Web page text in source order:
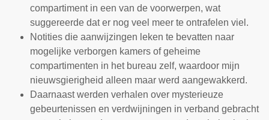
compartiment in een van de voorwerpen, wat
suggereerde dat er nog veel meer te ontrafelen viel.
Notities die aanwijzingen leken te bevatten naar
mogelijke verborgen kamers of geheime
compartimenten in het bureau zelf, waardoor mijn
nieuwsgierigheid alleen maar werd aangewakkerd.
Daarnaast werden verhalen over mysterieuze
gebeurtenissen en verdwijningen in verband gebracht